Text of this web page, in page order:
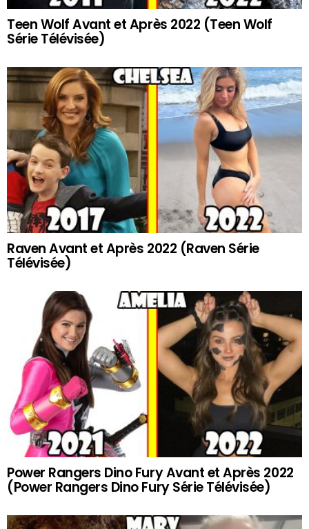
Teen Wolf Avant et Après 2022 (Teen Wolf
Série Télévisée)
Raven Avant et Après 2022 (Raven Série
Télévisée)
Power Rangers Dino Fury Avant et Après 2022
(Power Rangers Dino Fury Série Télévisée)